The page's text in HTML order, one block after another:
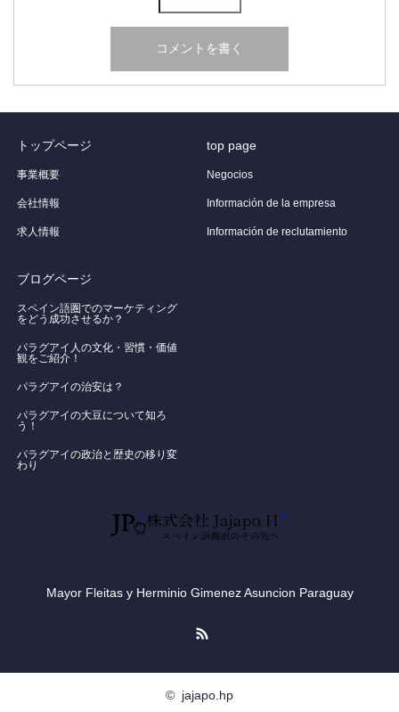
トップページ
事業概要
会社情報
求人情報
top page
Negocios
Información de la empresa
Información de reclutamiento
ブログページ
スペイン語圏でのマーケティング
をどう成功させるか？
パラグアイ人の文化・習慣・価値
観をご紹介！
​パラグアイの治安は？
パラグアイの大豆について知ろ
う！
​パラグアイの政治と歴史の移り変
わり
Mayor Fleitas y Herminio Gimenez Asuncion Paraguay
© jajapo.hp